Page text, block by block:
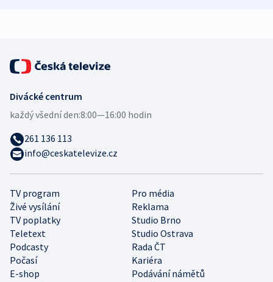
TV program
Pro média
Živé vysílání
Reklama
TV poplatky
Studio Brno
Teletext
Studio Ostrava
Podcasty
Rada ČT
Počasí
Kariéra
E-shop
Podávání námětů
Divácké centrum
každý všední den:8:00—16:00 hodin
261 136 113
info@ceskatelevize.cz